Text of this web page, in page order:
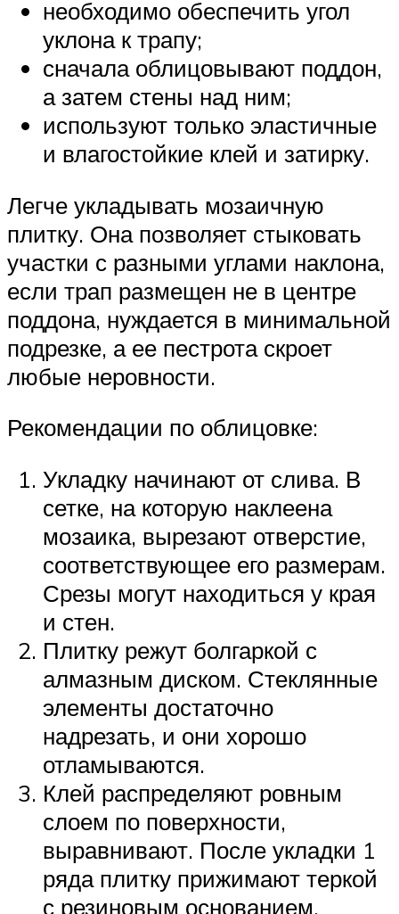
необходимо обеспечить угол
уклона к трапу;
сначала облицовывают поддон,
а затем стены над ним;
используют только эластичные
и влагостойкие клей и затирку.
Легче укладывать мозаичную
плитку. Она позволяет стыковать
участки с разными углами наклона,
если трап размещен не в центре
поддона, нуждается в минимальной
подрезке, а ее пестрота скроет
любые неровности.
Рекомендации по облицовке:
Укладку начинают от слива. В
сетке, на которую наклеена
мозаика, вырезают отверстие,
соответствующее его размерам.
Срезы могут находиться у края
и стен.
Плитку режут болгаркой с
алмазным диском. Стеклянные
элементы достаточно
надрезать, и они хорошо
отламываются.
Клей распределяют ровным
слоем по поверхности,
выравнивают. После укладки 1
ряда плитку прижимают теркой
с резиновым основанием.